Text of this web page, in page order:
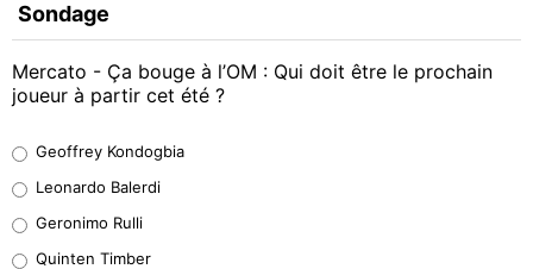
Sondage
Mercato - Ça bouge à l’OM : Qui doit être le prochain
joueur à partir cet été ?
38%
32%
Geoffrey Kondogbia
Leonardo Balerdi
Geronimo Rulli
Quinten Timber